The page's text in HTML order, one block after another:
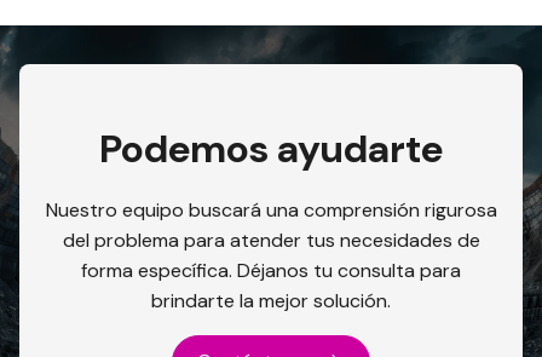
Podemos ayudarte
Nuestro equipo buscará una comprensión rigurosa
del problema para atender tus necesidades de
forma específica. Déjanos tu consulta para
brindarte la mejor solución.